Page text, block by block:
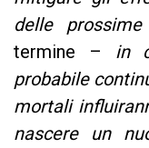
delle prossime
termine – in
probabile
mortali
nascere un